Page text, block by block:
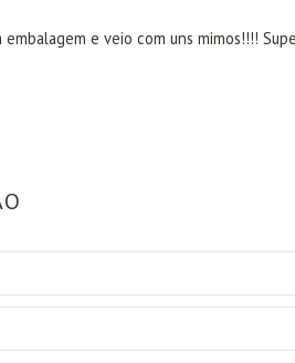
e veio com uns mimos!!!!